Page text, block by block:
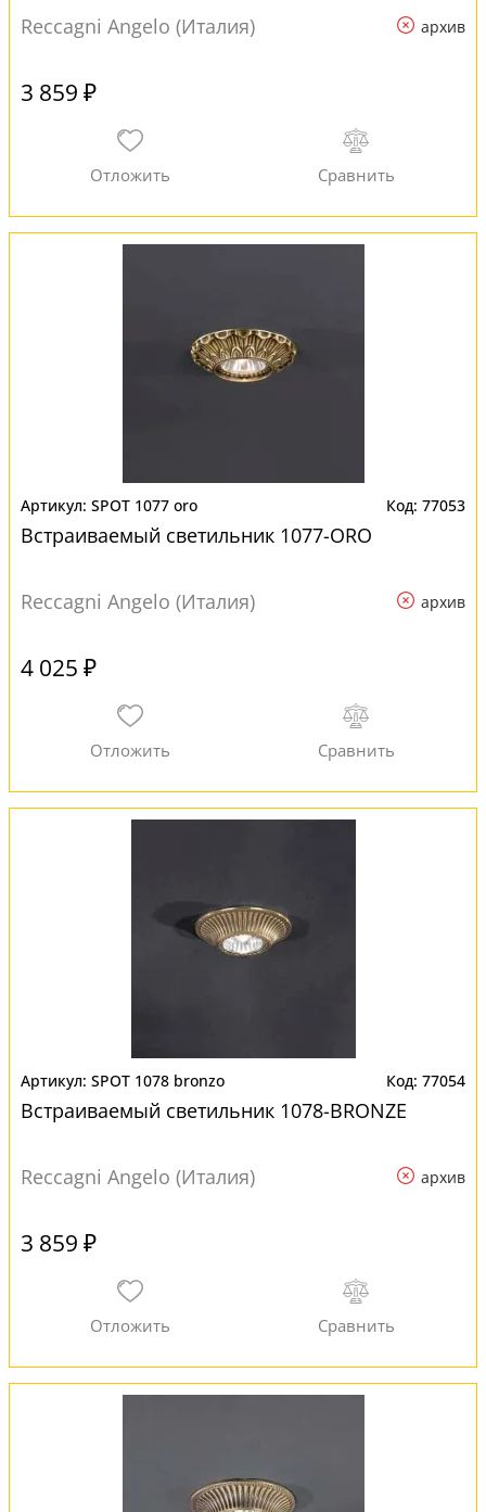
Reccagni Angelo (Италия) архив
3 859 ₽
SPOT 1077 oro 77053
Встраиваемый светильник 1077-ORO
Reccagni Angelo (Италия) архив
4 025 ₽
SPOT 1078 bronzo 77054
Встраиваемый светильник 1078-BRONZE
Reccagni Angelo (Италия) архив
3 859 ₽